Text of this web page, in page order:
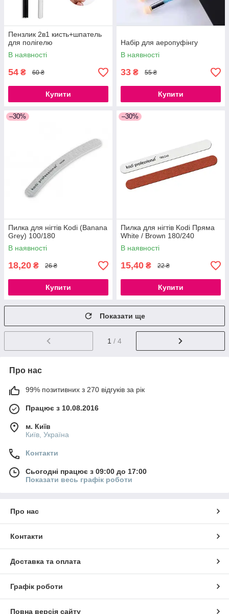
Пензлик 2в1 кисть+шпатель
для полігелю
В наявності
54 ₴ 60 ₴
Купити
Набір для аеропуфінгу
В наявності
33 ₴ 55 ₴
Купити
–30%
Пилка для нігтів Kodi (Banana
Grey) 100/180
В наявності
18,20 ₴ 26 ₴
Купити
–30%
Пилка для нігтів Kodi Пряма
White / Brown 180/240
В наявності
15,40 ₴ 22 ₴
Купити
Показати ще
1 / 4
Про нас
99% позитивних з 270 відгуків за рік
Працює з 10.08.2016
м. Київ
Київ, Україна
Контакти
Сьогодні працює з 09:00 до 17:00
Показати весь графік роботи
Про нас
Контакти
Доставка та оплата
Графік роботи
Повна версія сайту